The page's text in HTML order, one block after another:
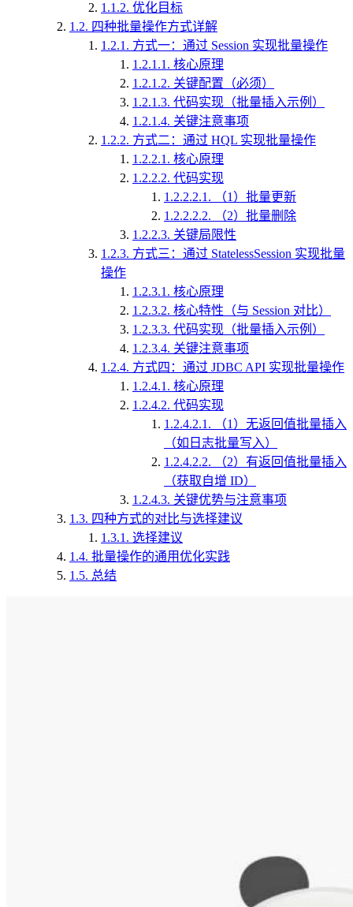
1.1.2. 优化目标
1.2. 四种批量操作方式详解
1.2.1. 方式一：通过 Session 实现批量操作
1.2.1.1. 核心原理
1.2.1.2. 关键配置（必须）
1.2.1.3. 代码实现（批量插入示例）
1.2.1.4. 关键注意事项
1.2.2. 方式二：通过 HQL 实现批量操作
1.2.2.1. 核心原理
1.2.2.2. 代码实现
1.2.2.2.1.
（1）批量更新
1.2.2.2.2.
（2）批量删除
1.2.2.3. 关键局限性
1.2.3. 方式三：通过 StatelessSession 实现批量
操作
1.2.3.1. 核心原理
1.2.3.2. 核心特性（与 Session 对比）
1.2.3.3. 代码实现（批量插入示例）
1.2.3.4. 关键注意事项
1.2.4. 方式四：通过 JDBC API 实现批量操作
1.2.4.1. 核心原理
1.2.4.2. 代码实现
1.2.4.2.1.
（1）无返回值批量插入
（如日志批量写入）
1.2.4.2.2.
（2）有返回值批量插入
（获取自增 ID）
1.2.4.3. 关键优势与注意事项
1.3. 四种方式的对比与选择建议
1.3.1. 选择建议
1.4. 批量操作的通用优化实践
1.5. 总结